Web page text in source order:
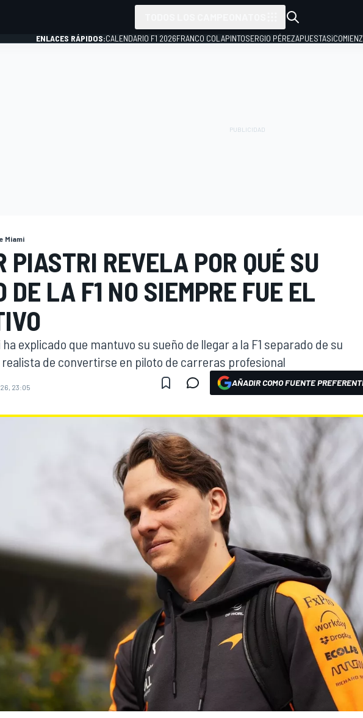
ENLACES RÁPIDOS:CALENDARIO F1 2026FRANCO COLAPINTOSERGIO PÉREZAPUESTAS
Miami
PIASTRI REVELA POR QUÉ SU
DE LA F1 NO SIEMPRE FUE EL
explicado que mantuvo su sueño de llegar a la F1 separado de su
de convertirse en piloto de carreras profesional
23:05 AÑADIR COMO FUENTE